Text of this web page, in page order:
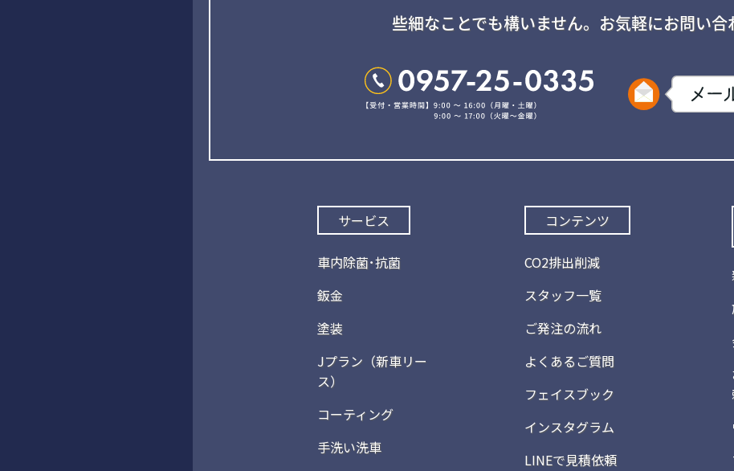
些細なことでも構いません。 お気軽にお問い合
サービス
車内除菌･抗菌
鈑金
塗装
Jプラン（新車リー
ス）
コーティング
手洗い洗車
コンテンツ
CO2排出削減
スタッフ一覧
ご発注の流れ
よくあるご質問
フェイスブック
インスタグラム
LINEで見積依頼